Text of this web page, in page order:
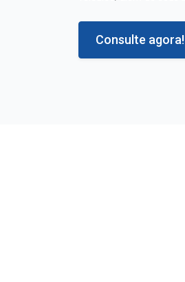
Consulte agora!